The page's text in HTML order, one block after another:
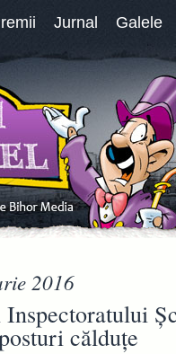
Jurnal Galele
2016
călduţe